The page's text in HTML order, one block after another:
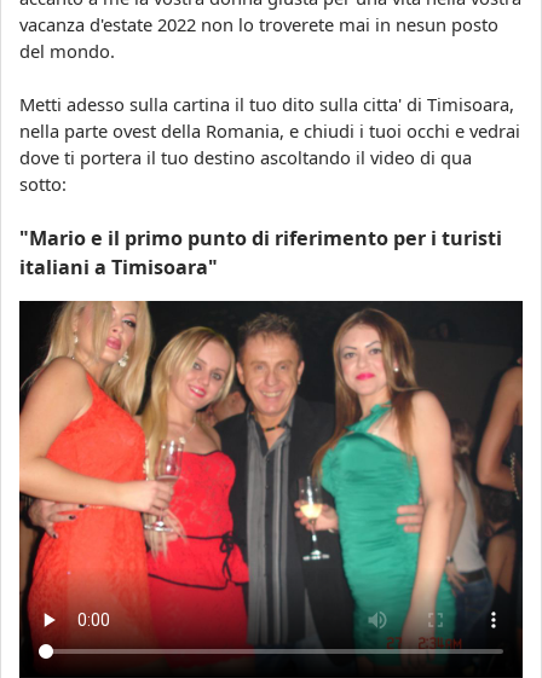
vacanza d'estate 2022 non lo troverete mai in nesun posto
del mondo.
Metti adesso sulla cartina il tuo dito sulla citta' di Timisoara,
nella parte ovest della Romania, e chiudi i tuoi occhi e vedrai
dove ti portera il tuo destino ascoltando il video di qua
sotto:
"Mario e il primo punto di riferimento per i turisti
italiani a Timisoara"